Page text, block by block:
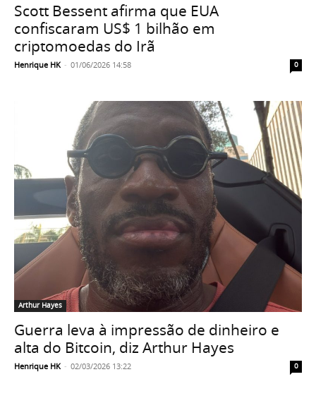
Scott Bessent afirma que EUA
confiscaram US$ 1 bilhão em
criptomoedas do Irã
Henrique HK - 01/06/2026 14:58 0
Arthur Hayes
Guerra leva à impressão de dinheiro e
alta do Bitcoin, diz Arthur Hayes
Henrique HK - 02/03/2026 13:22 0